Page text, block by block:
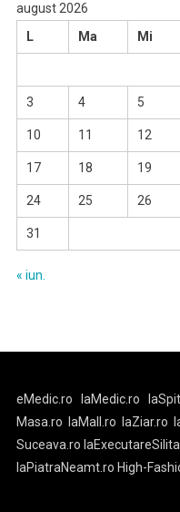
august 2026
L
Ma Mi
3 4 5
10 11 12
17 18 19
24 25 26
31
« iun.
eMedic.ro laMedic.ro
Masa.ro
laMall.ro laZiar.ro
Suceava.ro
laPiatraNeamt.ro High-